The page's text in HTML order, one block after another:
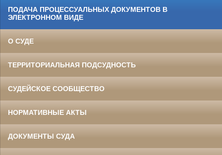
ПОДАЧА ПРОЦЕССУАЛЬНЫХ ДОКУМЕНТОВ В
ЭЛЕКТРОННОМ ВИДЕ
О СУДЕ
ТЕРРИТОРИАЛЬНАЯ ПОДСУДНОСТЬ
СУДЕЙСКОЕ СООБЩЕСТВО
НОРМАТИВНЫЕ АКТЫ
ДОКУМЕНТЫ СУДА